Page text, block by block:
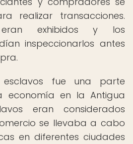
realizar transacciones.
exhibidos y los
inspeccionarlos antes
fue una parte
economía en la Antigua
eran considerados
se llevaba a cabo
en diferentes ciudades